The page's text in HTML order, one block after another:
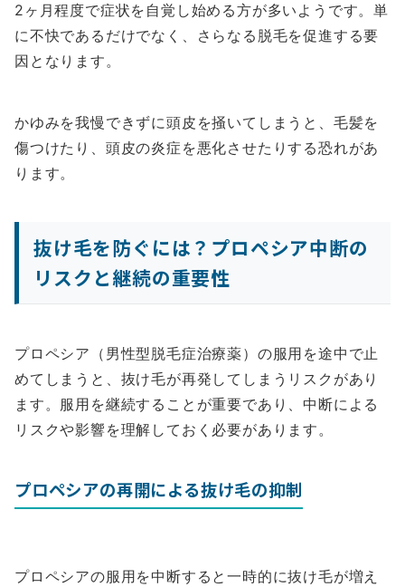
2ヶ月程度で症状を自覚し始める方が多いようです。単
に不快であるだけでなく、さらなる脱毛を促進する要
因となります。
かゆみを我慢できずに頭皮を掻いてしまうと、毛髪を
傷つけたり、頭皮の炎症を悪化させたりする恐れがあ
ります。
抜け毛を防ぐには？プロペシア中断の
リスクと継続の重要性
プロペシア（男性型脱毛症治療薬）の服用を途中で止
めてしまうと、抜け毛が再発してしまうリスクがあり
ます。服用を継続することが重要であり、中断による
リスクや影響を理解しておく必要があります。
プロペシアの再開による抜け毛の抑制
プロペシアの服用を中断すると一時的に抜け毛が増え